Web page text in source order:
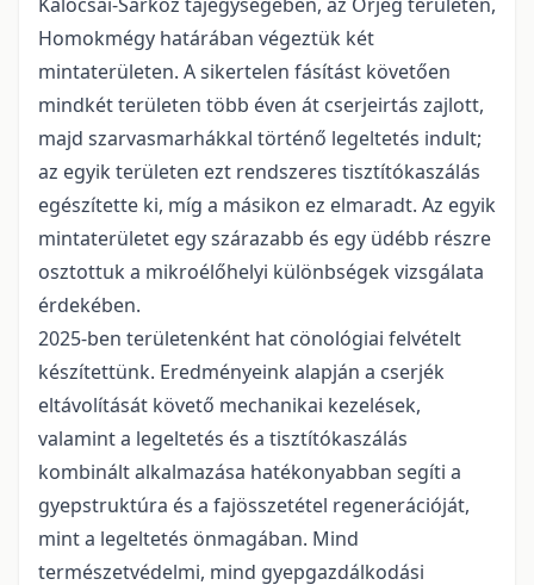
Homokmégy határában végeztük két
mintaterületen. A sikertelen fásítást követően
mindkét területen több éven át cserjeirtás zajlott,
majd szarvasmarhákkal történő legeltetés indult;
az egyik területen ezt rendszeres tisztítókaszálás
egészítette ki, míg a másikon ez elmaradt. Az egyik
mintaterületet egy szárazabb és egy üdébb részre
osztottuk a mikroélőhelyi különbségek vizsgálata
érdekében.
2025-ben területenként hat cönológiai felvételt
készítettünk. Eredményeink alapján a cserjék
eltávolítását követő mechanikai kezelések,
valamint a legeltetés és a tisztítókaszálás
kombinált alkalmazása hatékonyabban segíti a
gyepstruktúra és a fajösszetétel regenerációját,
mint a legeltetés önmagában. Mind
természetvédelmi, mind gyepgazdálkodási